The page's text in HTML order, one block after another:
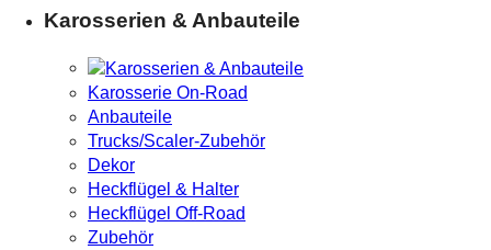
Karosserien & Anbauteile
Karosserie On-Road
Anbauteile
Trucks/Scaler-Zubehör
Dekor
Heckflügel & Halter
Heckflügel Off-Road
Zubehör